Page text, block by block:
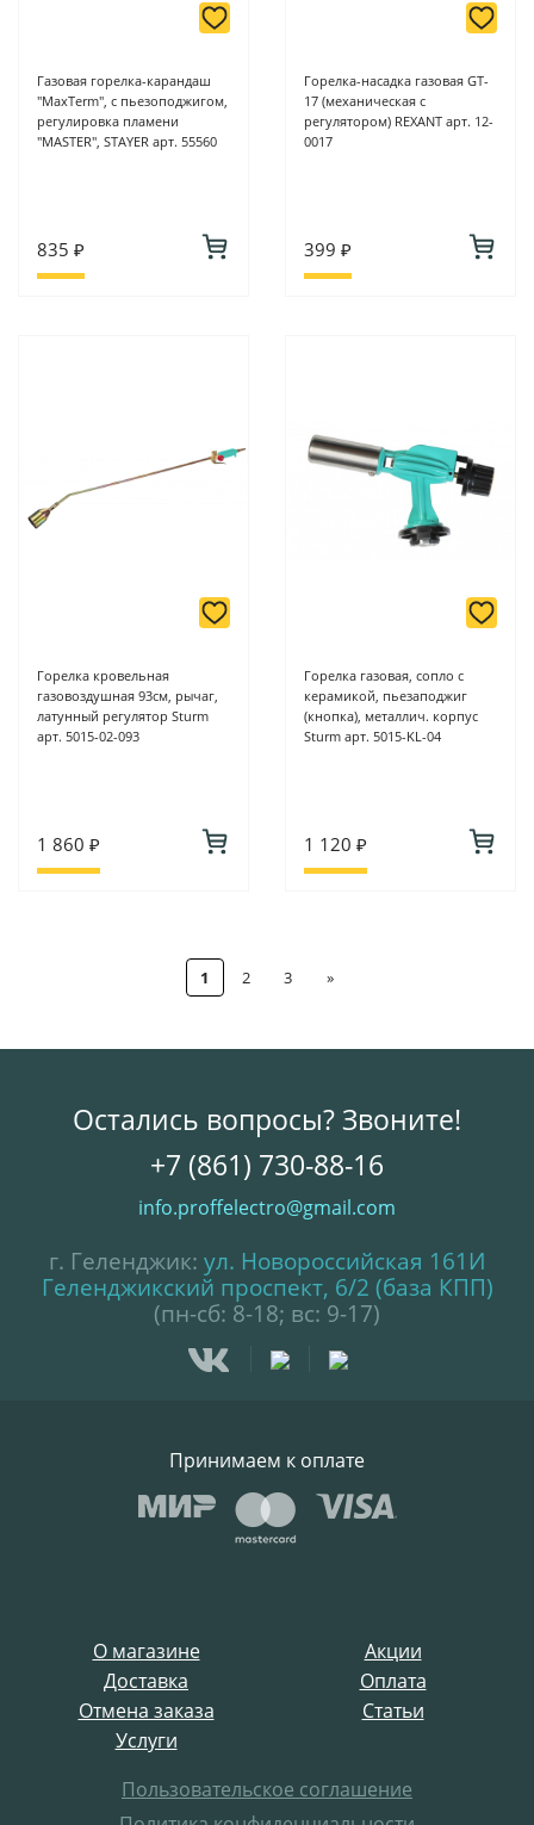
Газовая горелка-карандаш
"MaxTerm", с пьезоподжигом,
регулировка пламени
"MASTER", STAYER арт. 55560
835 ₽
Горелка-насадка газовая GT-
17 (механическая с
регулятором) REXANT арт. 12-
0017
399 ₽
Горелка кровельная
газовоздушная 93см, рычаг,
латунный регулятор Sturm
арт. 5015-02-093
1 860 ₽
Горелка газовая, сопло с
керамикой, пьезаподжиг
(кнопка), металлич. корпус
Sturm арт. 5015-KL-04
1 120 ₽
1 2 3 »
О магазине
Акции
Доставка
Оплата
Отмена заказа
Статьи
Услуги
Пользовательское соглашение
Остались вопросы? Звоните!
+7 (861) 730-88-16
info.proffelectro@gmail.com
г. Геленджик: ул. Новороссийская 161И
Геленджикский проспект, 6/2 (база КПП)
(пн-сб: 8-18; вс: 9-17)
Принимаем к оплате